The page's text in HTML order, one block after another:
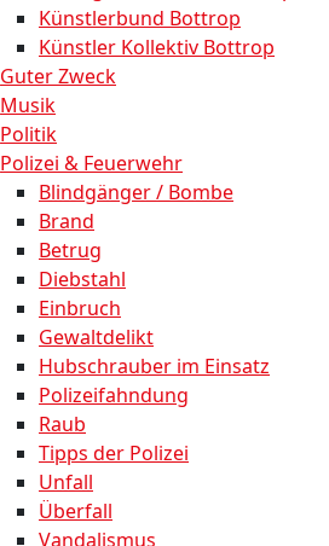
Künstlerbund Bottrop
Künstler Kollektiv Bottrop
Guter Zweck
Musik
Politik
Polizei & Feuerwehr
Blindgänger / Bombe
Brand
Betrug
Diebstahl
Einbruch
Gewaltdelikt
Hubschrauber im Einsatz
Polizeifahndung
Raub
Tipps der Polizei
Unfall
Überfall
Vandalismus